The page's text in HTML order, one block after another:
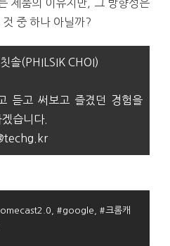
제품의 이유지만, 그 방향성은
중 하나 아닐까?
솔(PHILSIK CHOI)
듣고 써보고 즐겼던 경험을
습니다.
#google
#크롬캐